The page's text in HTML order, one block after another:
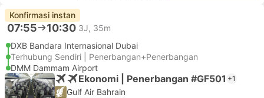
Konfirmasi instan
07:55 10:30 3J, 35m
DXB Bandara Internasional Dubai
Terhubung Sendiri | Penerbangan+Penerbangan
DMM Dammam Airport
Ekonomi | Penerbangan #GF501 +1
Gulf Air Bahrain